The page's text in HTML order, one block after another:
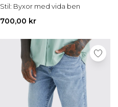
Stil: Byxor med vida ben
700,00 kr